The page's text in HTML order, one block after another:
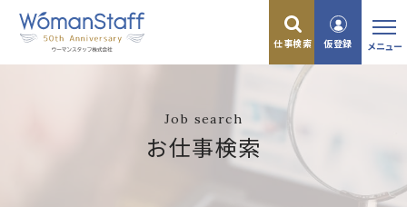
メニュー
仕事検索 仮登録
Job search
お仕事検索